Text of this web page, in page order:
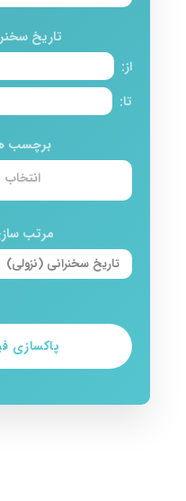
تاریخ
از:
تا:
برچسب
مرتب
پاکسازی